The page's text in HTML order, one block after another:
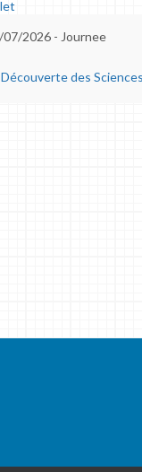
07/2026 - Journee
des